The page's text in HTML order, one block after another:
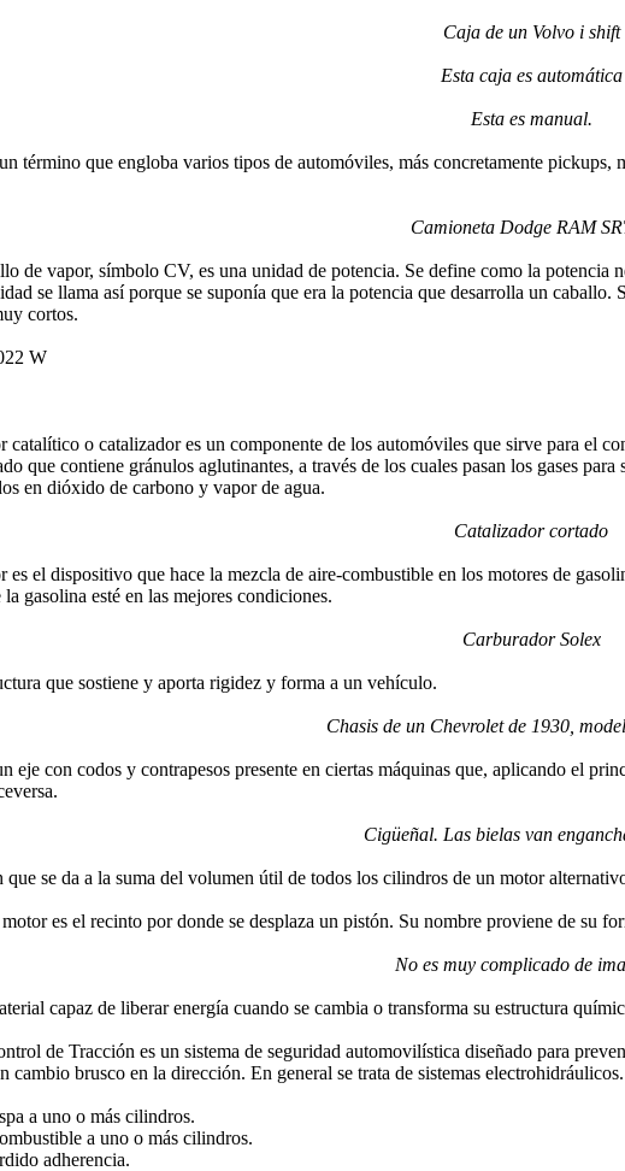
Caja de un Volvo i shift
Esta caja es automática
Esta es manual.
término que engloba varios tipos de automóviles, más concretamente
Camioneta Dodge RAM
de vapor, símbolo CV, es una unidad de potencia. Se define como la potencia
se llama así porque se suponía que era la potencia que desarrolla un
cortos.
W
catalítico o catalizador es un componente de los automóviles que sirve para el
que contiene gránulos aglutinantes, a través de los cuales pasan los gases
en dióxido de carbono y vapor de agua.
Catalizador cortado
es el dispositivo que hace la mezcla de aire-combustible en los motores de
gasolina esté en las mejores condiciones.
Carburador Solex
que sostiene y aporta rigidez y forma a un vehículo.
Chasis de un Chevrolet de 1930,
eje con codos y contrapesos presente en ciertas máquinas que, aplicando el
Cigüeñal. Las bielas van
se da a la suma del volumen útil de todos los cilindros de un motor
es el recinto por donde se desplaza un pistón. Su nombre proviene de su
No es muy complicado de
capaz de liberar energía cuando se cambia o transforma su estructura
de Tracción es un sistema de seguridad automovilística diseñado para
cambio brusco en la dirección. En general se trata de sistemas electrohidráulicos.
a uno o más cilindros.
a uno o más cilindros.
adherencia.